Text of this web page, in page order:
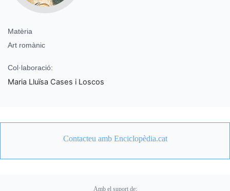
Matèria
Art romànic
Col·laboració:
Maria Lluïsa Cases i Loscos
Contacteu amb Enciclopèdia.cat
Amb el suport de: